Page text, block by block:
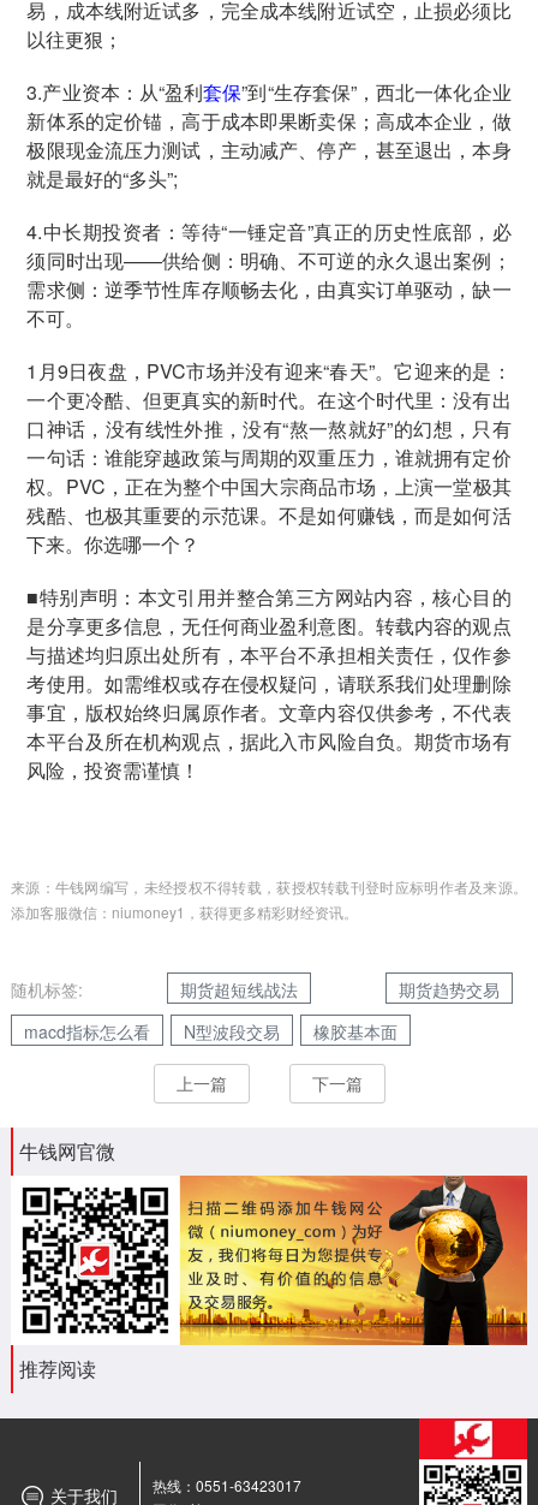
易，成本线附近试多，完全成本线附近试空，止损必须比
以往更狠；
3.产业资本：从“盈利套保”到“生存套保”，西北一体化企业
新体系的定价锚，高于成本即果断卖保；高成本企业，做
极限现金流压力测试，主动减产、停产，甚至退出，本身
就是最好的“多头”;
4.中长期投资者：等待“一锤定音”真正的历史性底部，必
须同时出现——供给侧：明确、不可逆的永久退出案例；
需求侧：逆季节性库存顺畅去化，由真实订单驱动，缺一
不可。
1月9日夜盘，PVC市场并没有迎来“春天”。它迎来的是：
一个更冷酷、但更真实的新时代。在这个时代里：没有出
口神话，没有线性外推，没有“熬一熬就好”的幻想，只有
一句话：谁能穿越政策与周期的双重压力，谁就拥有定价
权。PVC，正在为整个中国大宗商品市场，上演一堂极其
残酷、也极其重要的示范课。不是如何赚钱，而是如何活
下来。你选哪一个？
■特别声明：本文引用并整合第三方网站内容，核心目的
是分享更多信息，无任何商业盈利意图。转载内容的观点
与描述均归原出处所有，本平台不承担相关责任，仅作参
考使用。如需维权或存在侵权疑问，请联系我们处理删除
事宜，版权始终归属原作者。文章内容仅供参考，不代表
本平台及所在机构观点，据此入市风险自负。期货市场有
风险，投资需谨慎！
来源：牛钱网编写，未经授权不得转载，获授权转载刊登时应标明作者及来源。
添加客服微信：niumoney1，获得更多精彩财经资讯。
随机标签: 期货超短线战法
期货趋势交易
macd指标怎么看
N型波段交易 橡胶基本面
上一篇 下一篇
牛钱网官微
推荐阅读
关于我们
热线：0551-63423017